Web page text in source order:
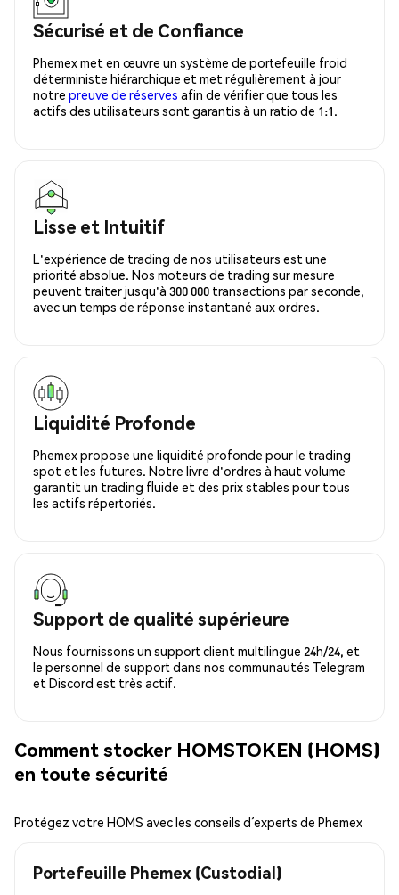
Sécurisé et de Confiance
Phemex met en œuvre un système de portefeuille froid
déterministe hiérarchique et met régulièrement à jour
notre preuve de réserves afin de vérifier que tous les
actifs des utilisateurs sont garantis à un ratio de 1:1.
Lisse et Intuitif
L'expérience de trading de nos utilisateurs est une
priorité absolue. Nos moteurs de trading sur mesure
peuvent traiter jusqu'à 300 000 transactions par seconde,
avec un temps de réponse instantané aux ordres.
Liquidité Profonde
Phemex propose une liquidité profonde pour le trading
spot et les futures. Notre livre d'ordres à haut volume
garantit un trading fluide et des prix stables pour tous
les actifs répertoriés.
Support de qualité supérieure
Nous fournissons un support client multilingue 24h/24, et
le personnel de support dans nos communautés Telegram
et Discord est très actif.
Comment stocker HOMSTOKEN (HOMS)
en toute sécurité
Protégez votre HOMS avec les conseils d’experts de Phemex
Portefeuille Phemex (Custodial)